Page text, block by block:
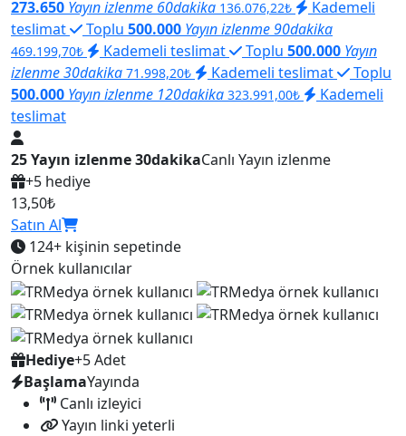
273.650 Yayın izlenme 60dakika 136.076,22₺
Kademeli
teslimat
Toplu 500.000 Yayın izlenme 90dakika
469.199,70₺ Kademeli teslimat Toplu 500.000 Yayın
izlenme 30dakika 71.998,20₺ Kademeli teslimat
Toplu
500.000 Yayın izlenme 120dakika 323.991,00₺
Kademeli
teslimat
25 Yayın izlenme 30dakikaCanlı Yayın izlenme
+5 hediye
13,50₺
Satın Al
124+ kişinin sepetinde
Örnek kullanıcılar
Hediye+5 Adet
BaşlamaYayında
Canlı izleyici
Yayın linki yeterli